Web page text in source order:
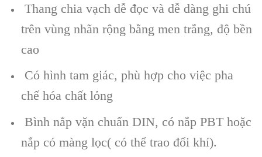
Thang chia vạch dễ đọc và dễ dàng ghi chú
trên vùng nhãn rộng bằng men trắng, độ bền
cao
Có hình tam giác, phù hợp cho việc pha
chế hóa chất lỏng
Bình nắp vặn chuẩn DIN, có nắp PBT hoặc
nắp có màng lọc( có thể trao đổi khí).